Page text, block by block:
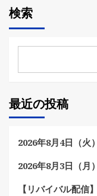
検索
最近の投稿
2026年8月4日（火
2026年8月3日（月
【リバイバル配信